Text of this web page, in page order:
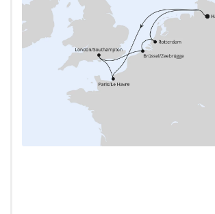
Mein Schiff Westeuropa
Mein Schiff Orient
Mein Schiff Nordamerika
Mein Schiff Transreisen